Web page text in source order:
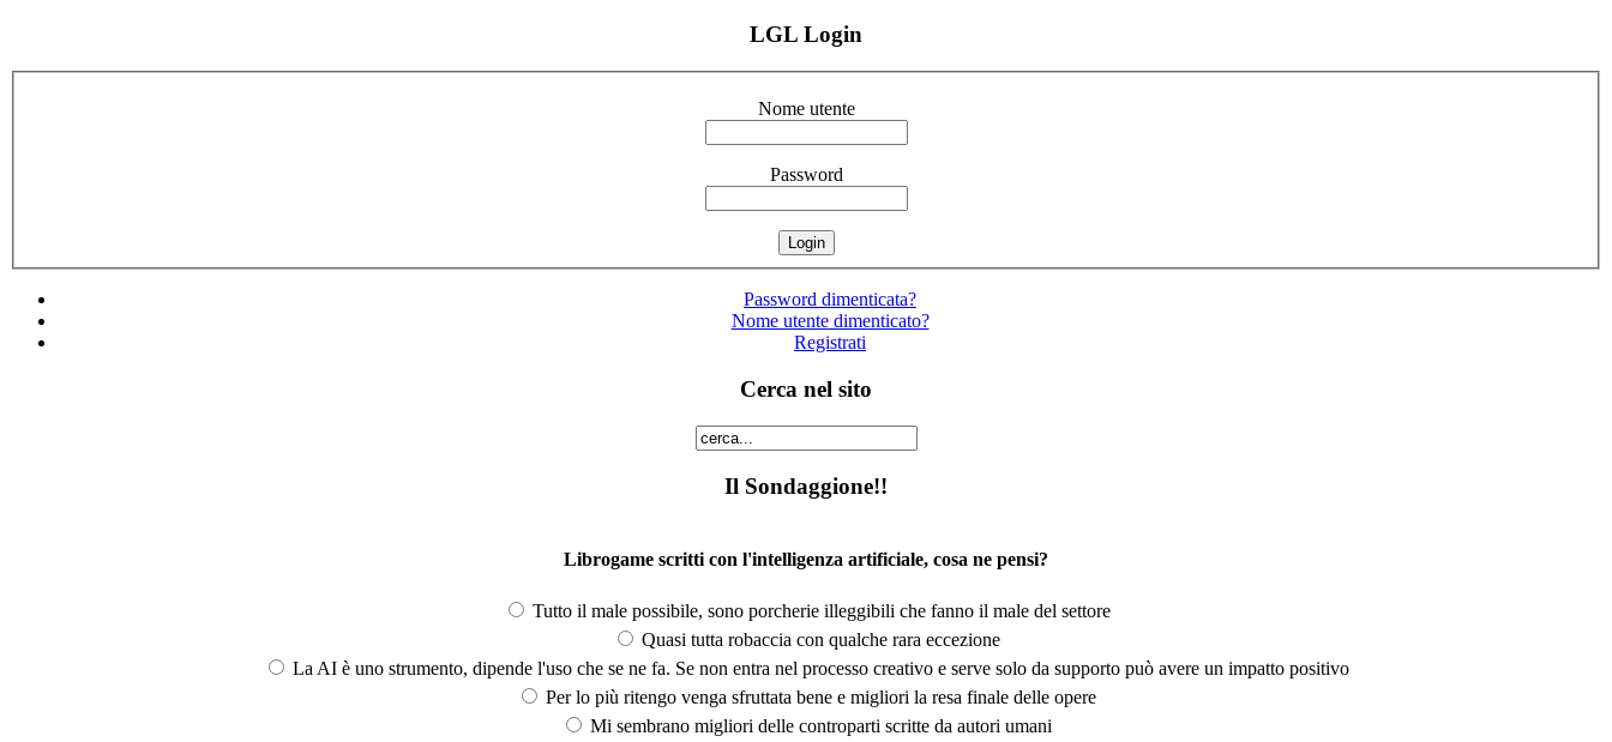
LGL Login
Nome utente
Password
Password dimenticata?
Nome utente dimenticato?
Registrati
Cerca nel sito
Il Sondaggione!!
Librogame scritti con l'intelligenza artificiale, cosa ne pensi?
Tutto il male possibile, sono porcherie illeggibili che fanno il male del settore
Quasi tutta robaccia con qualche rara eccezione
La AI è uno strumento, dipende l'uso che se ne fa. Se non entra nel processo creativo e serve solo da supporto può avere un impatto positivo
Per lo più ritengo venga sfruttata bene e migliori la resa finale delle opere
Mi sembrano migliori delle controparti scritte da autori umani